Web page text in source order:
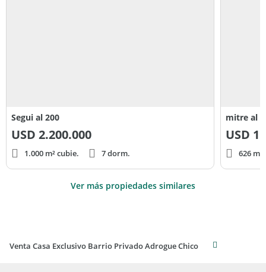
Segui al 200
USD 2.200.000
1.000 m² cubie. 7 dorm.
mitre al
USD
626
Ver más propiedades similares
Venta Casa Exclusivo Barrio Privado Adrogue Chico